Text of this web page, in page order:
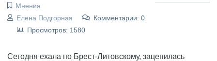
Мнения
Елена Подгорная
Комментарии: 0
Просмотров: 1580
Сегодня ехала по Брест-Литовскому, зацепилась